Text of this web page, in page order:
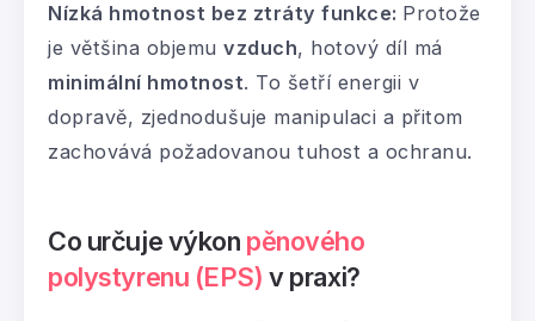
Nízká hmotnost bez ztráty funkce: Protože
je většina objemu vzduch, hotový díl má
minimální hmotnost. To šetří energii v
dopravě, zjednodušuje manipulaci a přitom
zachovává požadovanou tuhost a ochranu.
Co určuje výkon pěnového
polystyrenu (EPS) v praxi?